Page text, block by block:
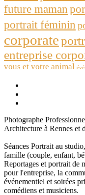
future maman
portrait féminin
corporate
entreprise
vous et votre animal
Photographe
Architecture à Rennes et
Séances Portrait au
famille (couple, enfant,
Reportages et portrait de
pour l'entreprise, la
événementiel et soirées
comédiens et musiciens.